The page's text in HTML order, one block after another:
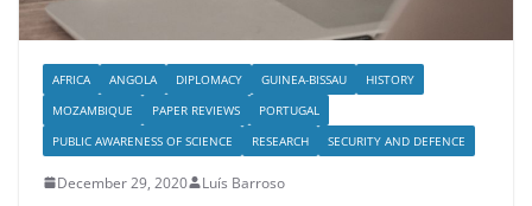
AFRICA ANGOLA DIPLOMACY GUINEA-BISSAU
HISTORY
MOZAMBIQUE
PAPER REVIEWS
PORTUGAL
PUBLIC AWARENESS OF SCIENCE
RESEARCH SECURITY AND DEFENCE
December 29, 2020 Luís Barroso